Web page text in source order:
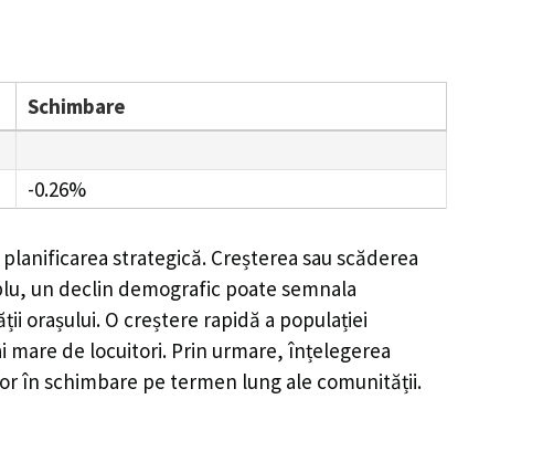
Schimbare
-0.26%
strategică. Creșterea sau scăderea
un declin demografic poate semnala
orașului. O creștere rapidă a populației
de locuitori. Prin urmare, înțelegerea
în schimbare pe termen lung ale comunității.